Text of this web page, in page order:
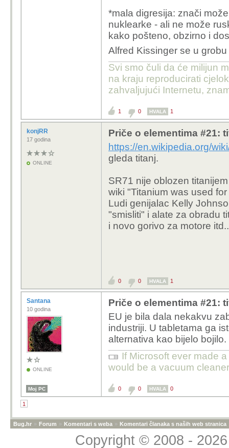
*mala digresija: znači
nuklearke - ali ne može
kako pošteno, obzirno i
Alfred Kissinger se u
Svi smo čuli da će milijun
na kraju reproducirati
zahvaljujući Internetu,
1 0 HVALA 1
konjRR
17 godina
ONLINE
Priče o elementima #21:
https://en.wikipedia.org/
gleda titanj.
SR71 nije oblozen
wiki "Titanium was used
Ludi genijalac Kelly
"smisliti" i alate za obradu
i novo gorivo za motore
0 0 HVALA 1
Santana
10 godina
ONLINE
Priče o elementima #21:
EU je bila dala nekakvu
industriji. U tabletama ga
alternativa kao bijelo bojilo.
If Microsoft ever made
would be a vacuum
Moj PC 0 0 HVALA 0
1
Bug.hr » Forum » Komentari s weba » Komentari članaka s naših web stranica
Copyright © 2008 -